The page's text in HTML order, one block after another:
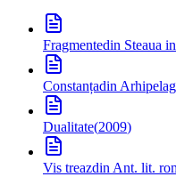
Fragmentedin Steaua
Constanțadin
Dualitate(2009)
Vis treazdin Ant. lit.